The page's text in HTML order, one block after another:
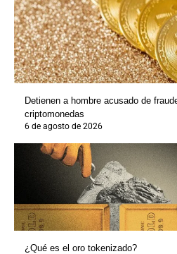
Detienen a hombre acusado de
criptomonedas
6 de agosto de 2026
¿Qué es el oro tokenizado?